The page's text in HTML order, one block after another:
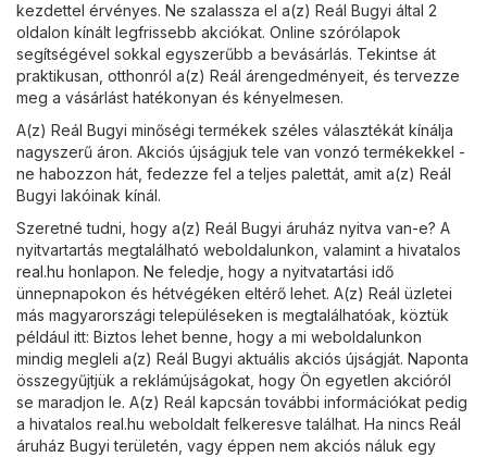
kezdettel érvényes. Ne szalassza el a(z) Reál Bugyi által 2
oldalon kínált legfrissebb akciókat. Online szórólapok
segítségével sokkal egyszerűbb a bevásárlás. Tekintse át
praktikusan, otthonról a(z) Reál árengedményeit, és tervezze
meg a vásárlást hatékonyan és kényelmesen.
A(z) Reál Bugyi minőségi termékek széles választékát kínálja
nagyszerű áron. Akciós újságjuk tele van vonzó termékekkel -
ne habozzon hát, fedezze fel a teljes palettát, amit a(z) Reál
Bugyi lakóinak kínál.
Szeretné tudni, hogy a(z) Reál Bugyi áruház nyitva van-e? A
nyitvartartás megtalálható weboldalunkon, valamint a hivatalos
real.hu honlapon. Ne feledje, hogy a nyitvatartási idő
ünnepnapokon és hétvégéken eltérő lehet. A(z) Reál üzletei
más magyarországi településeken is megtalálhatóak, köztük
például itt: Biztos lehet benne, hogy a mi weboldalunkon
mindig megleli a(z) Reál Bugyi aktuális akciós újságját. Naponta
összegyűjtjük a reklámújságokat, hogy Ön egyetlen akcióról
se maradjon le. A(z) Reál kapcsán további információkat pedig
a hivatalos real.hu weboldalt felkeresve találhat. Ha nincs Reál
áruház Bugyi területén, vagy éppen nem akciós náluk egy